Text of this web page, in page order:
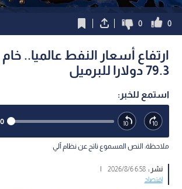
0
0
ارتفاع أسعار النفط عالميا..
79.3 دولارا للبرميل
استمع للخبر:
ملاحظة: النص المسموع ناتج عن نظام آلي
نشر :6:58 2026/8/6
اقتصاد